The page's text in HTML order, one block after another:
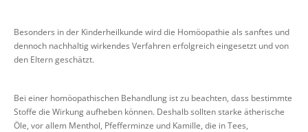
Besonders in der Kinderheilkunde wird die Homöopathie als sanftes und
dennoch nachhaltig wirkendes Verfahren erfolgreich eingesetzt und von
den Eltern geschätzt.
Bei einer homöopathischen Behandlung ist zu beachten, dass bestimmte
Stoffe die Wirkung aufheben können. Deshalb sollten starke ätherische
Öle, vor allem Menthol, Pfefferminze und Kamille, die in Tees,